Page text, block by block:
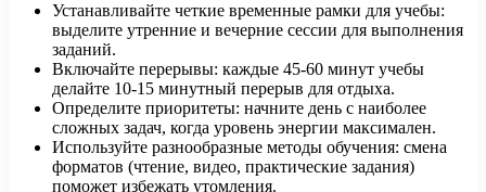
Устанавливайте четкие временные рамки для учебы:
выделите утренние и вечерние сессии для выполнения
заданий.
Включайте перерывы: каждые 45-60 минут учебы
делайте 10-15 минутный перерыв для отдыха.
Определите приоритеты: начните день с наиболее
сложных задач, когда уровень энергии максимален.
Используйте разнообразные методы обучения: смена
форматов (чтение, видео, практические задания)
поможет избежать утомления.